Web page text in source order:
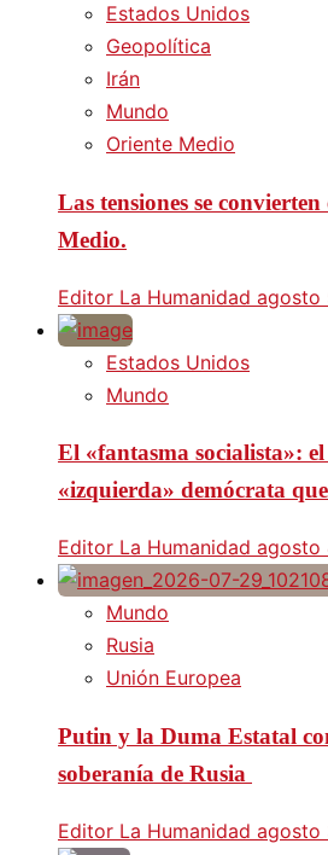
Estados Unidos
Geopolítica
Irán
Mundo
Oriente Medio
Las tensiones se
Medio.
Editor La Humanidad agosto
Estados Unidos
Mundo
El «fantasma socialista»:
«izquierda» demócrata
Editor La Humanidad agosto
Mundo
Rusia
Unión Europea
Putin y la Duma Estatal
soberanía de Rusia
Editor La Humanidad agosto